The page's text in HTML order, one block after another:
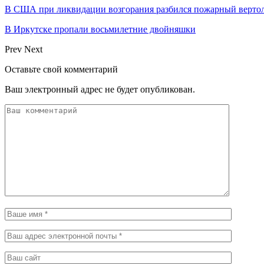
В США при ликвидации возгорания разбился пожарный
В Иркутске пропали восьмилетние двойняшки
Prev Next
Оставьте свой комментарий
Ваш электронный адрес не будет опубликован.